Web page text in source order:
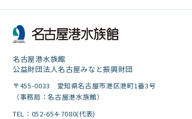
名古屋港水族館
公益財団法人名古屋みなと振興財団
〒455-0033 愛知県名古屋市港区港町1番3号
（事務局：名古屋港水族館）
TEL：052-654-7080(代表)